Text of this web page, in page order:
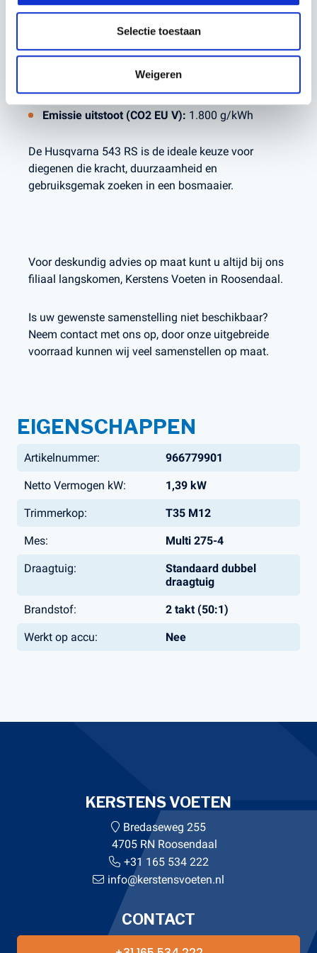
Selectie toestaan
Weigeren
Gewicht (excl. snoei-uitrusting):7,4 kg
Geluidsdrukniveau bij oor van de gebruiker:
dB(A)
Geluidsdrukniveau (LWA):
Trillingsniveau linker/rechter handgreep:
m/s²
Emissie uitstoot (CO2 EU V): 1.800 g/kWh
De Husqvarna 543 RS is de ideale keuze voor
diegenen die kracht, duurzaamheid en
gebruiksgemak zoeken in een bosmaaier.
Voor deskundig advies op maat kunt u altijd bij ons
filiaal langskomen, Kerstens Voeten in Roosendaal.
Is uw gewenste samenstelling niet beschikbaar?
Neem contact met ons op, door onze uitgebreide
voorraad kunnen wij veel samenstellen op maat.
EIGENSCHAPPEN
Artikelnummer: 966779901
Netto Vermogen kW: 1,39 kW
Trimmerkop: T35 M12
Mes: Multi 275-4
Draagtuig:
Standaard dubbel
draagtuig
Brandstof: 2 takt (50:1)
Werkt op accu: Nee
KERSTENS VOETEN
Bredaseweg 255
4705 RN Roosendaal
+31 165 534 222
info@kerstensvoeten.nl
CONTACT